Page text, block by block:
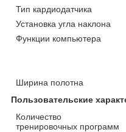
Тип кардиодатчика
Установка угла наклона
Функции компьютера
Ширина полотна
Пользовательские
Количество
тренировочных программ